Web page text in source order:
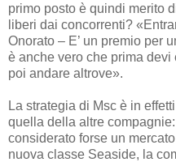
primo posto è quindi merito
liberi dai concorrenti?
Onorato – E’ un premio per
è anche vero che prima
poi andare altrove».
La strategia di Msc è in
quella della altre
considerato forse un
nuova classe Seaside, la